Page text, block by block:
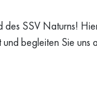
SSV Naturns!
begleiten Sie